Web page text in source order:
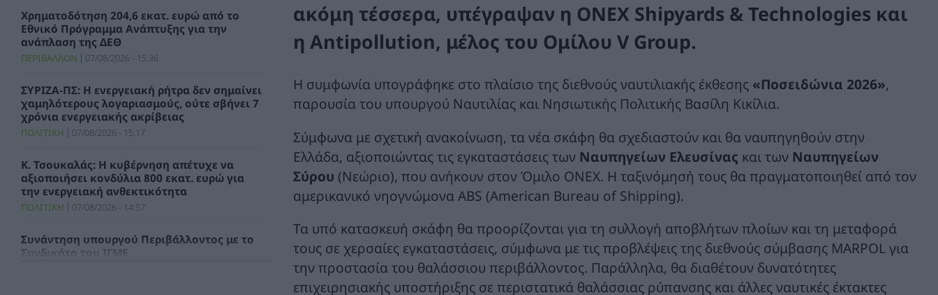
Χρηματοδότηση 204,6 εκατ. ευρώ από το
Εθνικό Πρόγραμμα Ανάπτυξης για την
ανάπλαση της ΔΕΘ
ΠΕΡΙΒΑΛΛΟΝ 07/08/2026 - 15:36
ΣΥΡΙΖΑ-ΠΣ: Η ενεργειακή ρήτρα δεν σημαίνει
χαμηλότερους λογαριασμούς, ούτε σβήνει 7
χρόνια ενεργειακής ακρίβειας
ΠΟΛΙΤΙΚΗ 07/08/2026 - 15:17
Κ. Τσουκαλάς: Η κυβέρνηση απέτυχε να
αξιοποιήσει κονδύλια 800 εκατ. ευρώ για
την ενεργειακή ανθεκτικότητα
ΠΟΛΙΤΙΚΗ 07/08/2026 - 14:57
Συνάντηση υπουργού Περιβάλλοντος με το
Συνδικάτο του ΙΓΜΕ
ακόμη τέσσερα, υπέγραψαν η ONEX Shipyards & Technologies και
η Antipollution, μέλος του Ομίλου V Group.
Η συμφωνία υπογράφηκε στο πλαίσιο της διεθνούς ναυτιλιακής έκθεσης «Ποσειδώνια 2026»,
παρουσία του υπουργού Ναυτιλίας και Νησιωτικής Πολιτικής Βασίλη Κικίλια.
Σύμφωνα με σχετική ανακοίνωση, τα νέα σκάφη θα σχεδιαστούν και θα ναυπηγηθούν στην
Ελλάδα, αξιοποιώντας τις εγκαταστάσεις των Ναυπηγείων Ελευσίνας και των Ναυπηγείων
Σύρου (Νεώριο), που ανήκουν στον Όμιλο ONEX. Η ταξινόμησή τους θα πραγματοποιηθεί από τον
αμερικανικό νηογνώμονα ABS (American Bureau of Shipping).
Τα υπό κατασκευή σκάφη θα προορίζονται για τη συλλογή αποβλήτων πλοίων και τη μεταφορά
τους σε χερσαίες εγκαταστάσεις, σύμφωνα με τις προβλέψεις της διεθνούς σύμβασης MARPOL για
την προστασία του θαλάσσιου περιβάλλοντος. Παράλληλα, θα διαθέτουν δυνατότητες
επιχειρησιακής υποστήριξης σε περιστατικά θαλάσσιας ρύπανσης και άλλες ναυτικές έκτακτες